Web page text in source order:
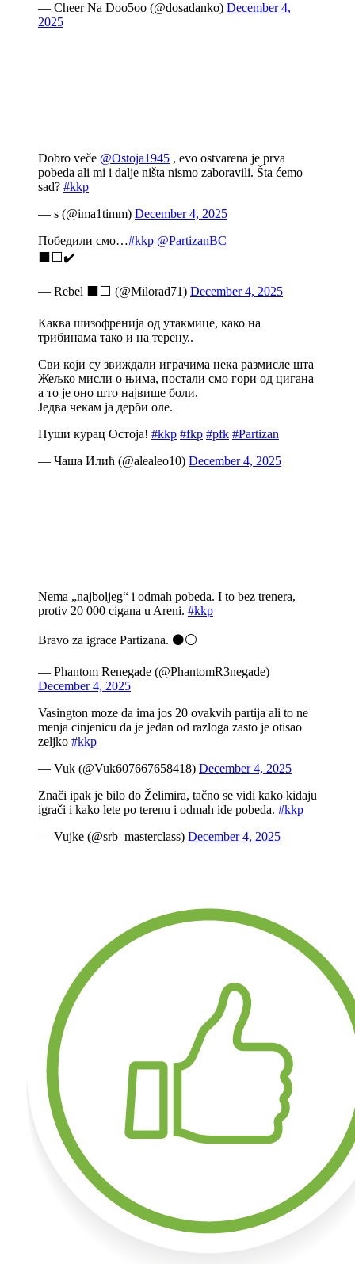
— Cheer Na Doo5oo (@dosadanko) December 4,
2025
Dobro veče @Ostoja1945 , evo ostvarena je prva
pobeda ali mi i dalje ništa nismo zaboravili. Šta ćemo
sad? #kkp
— s (@ima1timm) December 4, 2025
Победили смо…#kkp @PartizanBC
⬛️⬜️✔️
— Rebel ⬛️⬜️ (@Milorad71) December 4, 2025
Каква шизофренија од утакмице, како на
трибинама тако и на терену..
Сви који су звиждали играчима нека размисле шта
Жељко мисли о њима, постали смо гори од цигана
а то је оно што највише боли.
Једва чекам ја дерби оле.
Пуши курац Остоја! #kkp #fkp #pfk #Partizan
— Чаша Илић (@alealeo10) December 4, 2025
Nema „najboljeg“ i odmah pobeda. I to bez trenera,
protiv 20 000 cigana u Areni. #kkp
Bravo za igrace Partizana. ⚫️⚪️
— Phantom Renegade (@PhantomR3negade)
December 4, 2025
Vasington moze da ima jos 20 ovakvih partija ali to ne
menja cinjenicu da je jedan od razloga zasto je otisao
zeljko #kkp
— Vuk (@Vuk607667658418) December 4, 2025
Znači ipak je bilo do Želimira, tačno se vidi kako kidaju
igrači i kako lete po terenu i odmah ide pobeda. #kkp
— Vujke (@srb_masterclass) December 4, 2025